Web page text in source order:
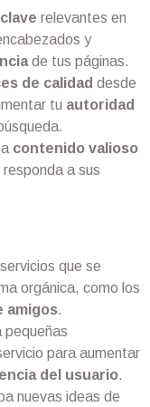
relevantes en
y
de tus páginas.
de calidad desde
tu autoridad
contenido valioso
a sus
que se
orgánica, como los
amigos.
pequeñas
para aumentar
del usuario.
nuevas ideas de